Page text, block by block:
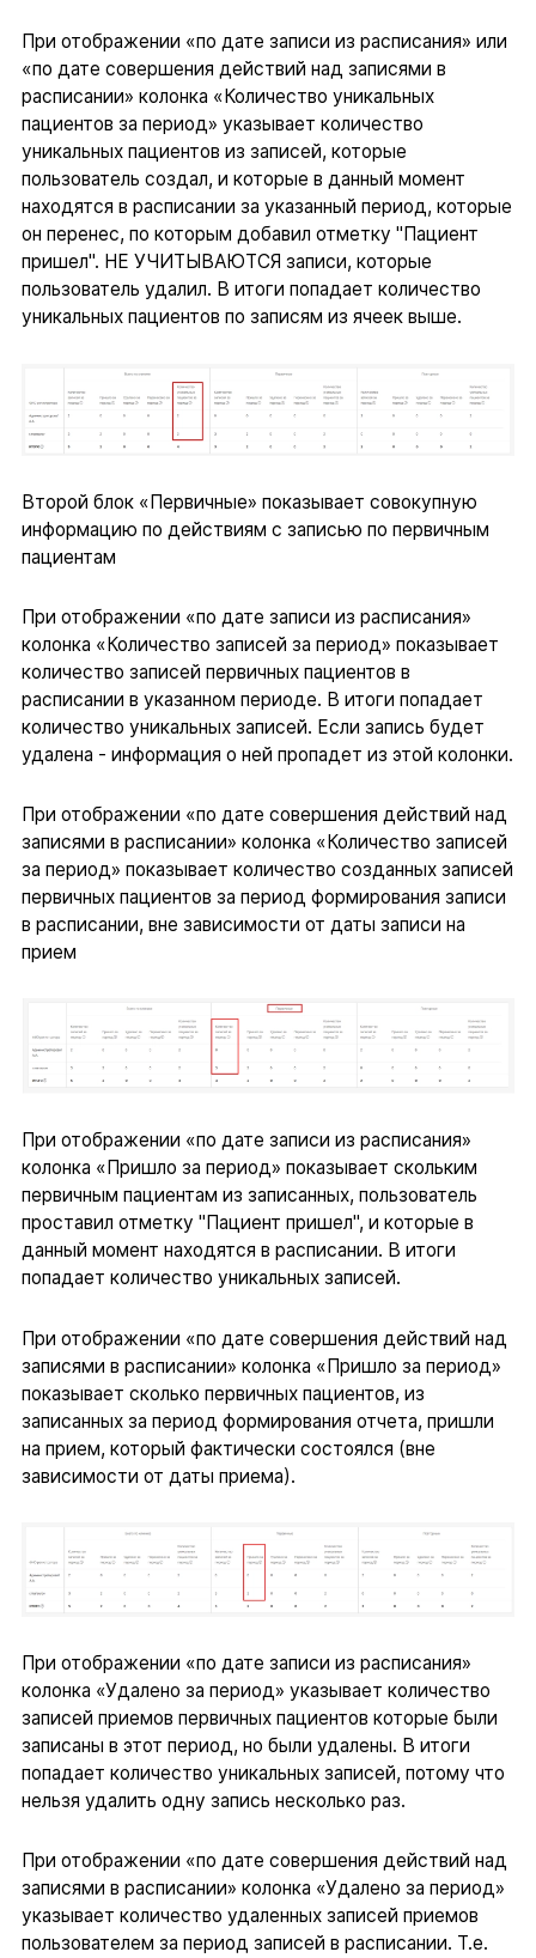
При отображении «по дате записи из расписания» или
«по дате совершения действий над записями в
расписании» колонка «Количество уникальных
пациентов за период» указывает количество
уникальных пациентов из записей, которые
пользователь создал, и которые в данный момент
находятся в расписании за указанный период, которые
он перенес, по которым добавил отметку "Пациент
пришел". НЕ УЧИТЫВАЮТСЯ записи, которые
пользователь удалил. В итоги попадает количество
уникальных пациентов по записям из ячеек выше.
Второй блок «Первичные» показывает совокупную
информацию по действиям с записью по первичным
пациентам
При отображении «по дате записи из расписания»
колонка «Количество записей за период» показывает
количество записей первичных пациентов в
расписании в указанном периоде. В итоги попадает
количество уникальных записей. Если запись будет
удалена - информация о ней пропадет из этой колонки.
При отображении «по дате совершения действий над
записями в расписании» колонка «Количество записей
за период» показывает количество созданных записей
первичных пациентов за период формирования записи
в расписании, вне зависимости от даты записи на
прием
При отображении «по дате записи из расписания»
колонка «Пришло за период» показывает скольким
первичным пациентам из записанных, пользователь
проставил отметку "Пациент пришел", и которые в
данный момент находятся в расписании. В итоги
попадает количество уникальных записей.
При отображении «по дате совершения действий над
записями в расписании» колонка «Пришло за период»
показывает сколько первичных пациентов, из
записанных за период формирования отчета, пришли
на прием, который фактически состоялся (вне
зависимости от даты приема).
При отображении «по дате записи из расписания»
колонка «Удалено за период» указывает количество
записей приемов первичных пациентов которые были
записаны в этот период, но были удалены. В итоги
попадает количество уникальных записей, потому что
нельзя удалить одну запись несколько раз.
При отображении «по дате совершения действий над
записями в расписании» колонка «Удалено за период»
указывает количество удаленных записей приемов
пользователем за период записей в расписании. Т.е.